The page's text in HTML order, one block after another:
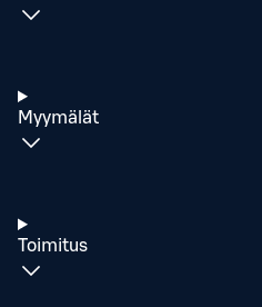
Myymälät
Toimitus